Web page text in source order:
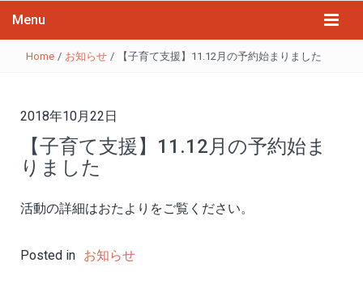
Menu
Home / お知らせ / 【子育て支援】11.12月の予約始まりました
2018年10月22日
【子育て支援】11.12月の予約始ま
りました
活動の詳細はおたよりをご覧ください。
Posted in お知らせ